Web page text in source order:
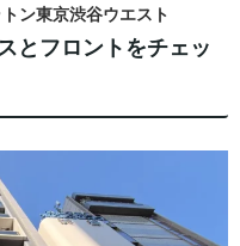
ン東京渋谷ウエスト
とフロントをチェッ